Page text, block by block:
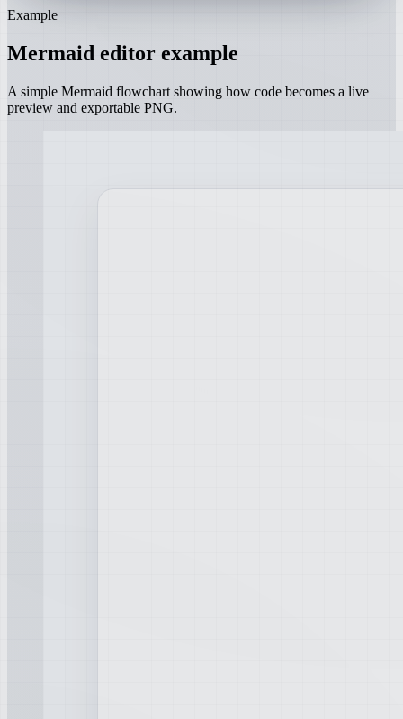
Example
Mermaid editor example
A simple Mermaid flowchart showing how code becomes a live
preview and exportable PNG.